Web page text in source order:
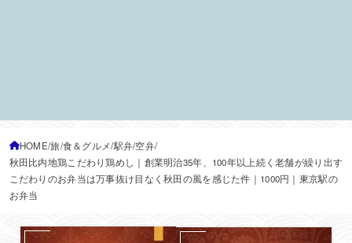
HOME 旅 食＆グルメ 駅弁/空弁
秋田比内地鶏こだわり鶏めし｜創業明治35年、100年以上続く老舗が繰り出す
こだわりのお弁当は万事抜け目なく秋田の風を感じた件｜1000円｜東京駅の
お弁当